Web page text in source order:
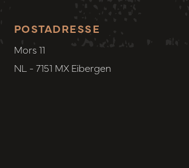
POSTADRESSE
Mors 11
NL - 7151 MX Eibergen